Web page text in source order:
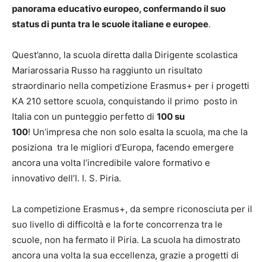
panorama educativo europeo, confermando il suo
status di punta tra le scuole italiane e europee.
Quest’anno, la scuola diretta dalla Dirigente scolastica
Mariarossaria Russo ha raggiunto un risultato
straordinario nella competizione Erasmus+ per i progetti
KA 210 settore scuola, conquistando il primo posto in
Italia con un punteggio perfetto di 100 su
100! Un’impresa che non solo esalta la scuola, ma che la
posiziona tra le migliori d’Europa, facendo emergere
ancora una volta l’incredibile valore formativo e
innovativo dell’I. I. S. Piria.
La competizione Erasmus+, da sempre riconosciuta per il
suo livello di difficoltà e la forte concorrenza tra le
scuole, non ha fermato il Piria. La scuola ha dimostrato
ancora una volta la sua eccellenza, grazie a progetti di